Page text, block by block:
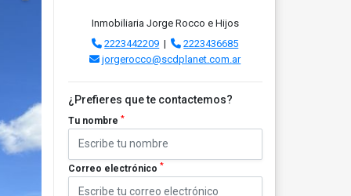
Inmobiliaria Jorge Rocco e Hijos
2223442209 |
2223436685
jorgerocco@scdplanet.com.ar
¿Prefieres que te contactemos?
Tu nombre *
Correo electrónico *